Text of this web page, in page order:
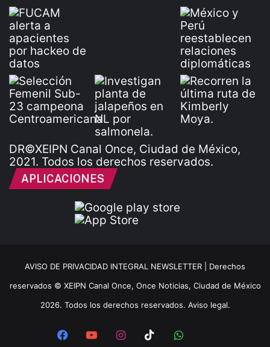
DR©XEIPN Canal Once, Ciudad de México,
2021. Todos los derechos reservados.
APLICACIONES
AVISO DE PRIVACIDAD INTEGRAL NEWSLETTER | Derechos
reservados © XEIPN Canal Once, Once Noticias, Ciudad de México
2026. Todos los derechos reservados. Aviso legal.
Facebook
YouTubeInstagram
TikTokWhatsApp